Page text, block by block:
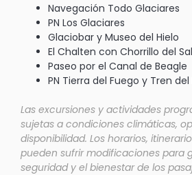
Navegación Todo Glaciares
PN Los Glaciares
Glaciobar y Museo del Hielo
El Chalten con Chorrillo del
Paseo por el Canal de Beagle
PN Tierra del Fuego y Tren
Las excursiones y actividades
sujetas a condiciones climáticas,
disponibilidad. Los horarios,
pueden sufrir modificaciones para
seguridad y el bienestar de los